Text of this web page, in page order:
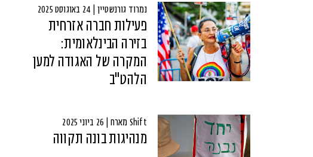
נמרוד גורנשטיין | 24 באוגוסט 2025
פעילות חברה אזרחית
בזירה הבינלאומית:
המקרה של האגודה למען
הלהט"ב
Shift מארח | 26 ביוני 2025
מנהיגות בונה תקווה